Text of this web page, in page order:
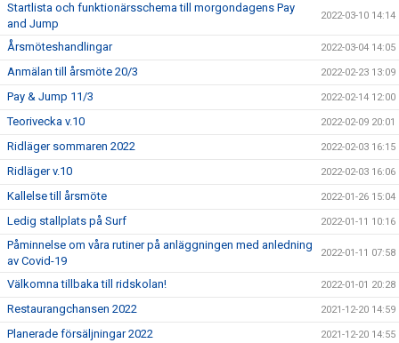
Startlista och funktionärsschema till morgondagens Pay
and Jump
2022-03-10 14:14
Årsmöteshandlingar 2022-03-04 14:05
Anmälan till årsmöte 20/3 2022-02-23 13:09
Pay & Jump 11/3 2022-02-14 12:00
Teorivecka v.10 2022-02-09 20:01
Ridläger sommaren 2022 2022-02-03 16:15
Ridläger v.10 2022-02-03 16:06
Kallelse till årsmöte 2022-01-26 15:04
Ledig stallplats på Surf 2022-01-11 10:16
Påminnelse om våra rutiner på anläggningen med anledning
av Covid-19
2022-01-11 07:58
Välkomna tillbaka till ridskolan! 2022-01-01 20:28
Restaurangchansen 2022 2021-12-20 14:59
Planerade försäljningar 2022 2021-12-20 14:55